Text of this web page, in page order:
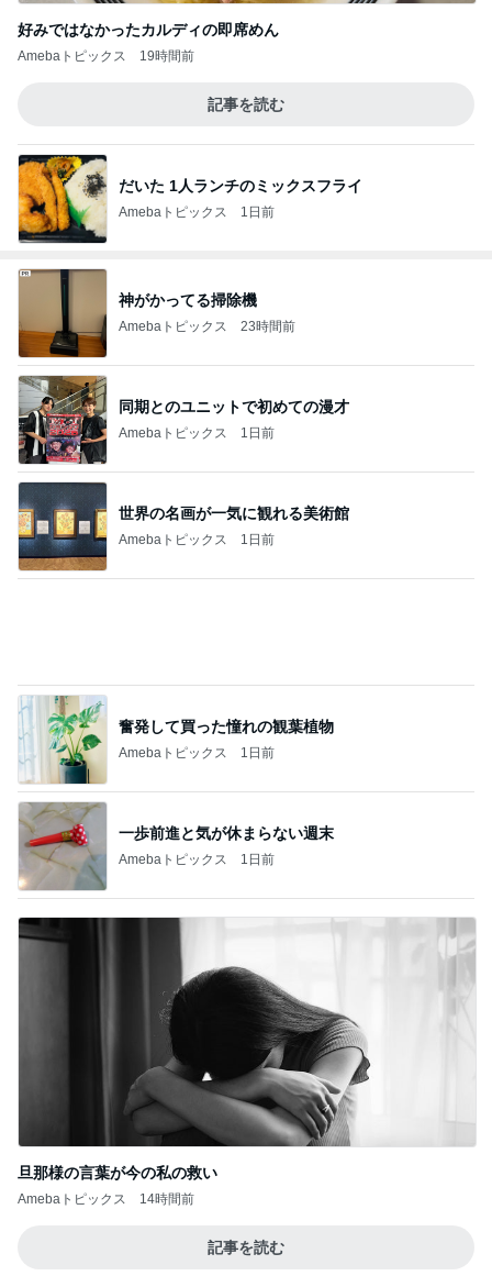
好みではなかったカルディの即席めん
Amebaトピックス 19時間前
記事を読む
だいた 1人ランチのミックスフライ
Amebaトピックス 1日前
神がかってる掃除機
Amebaトピックス 23時間前
同期とのユニットで初めての漫才
Amebaトピックス 1日前
世界の名画が一気に観れる美術館
Amebaトピックス 1日前
一歩前進と気が休まらない週末
Amebaトピックス 1日前
旦那様の言葉が今の私の救い
14時間前
記事を読む
Amebaトピックス 1日前